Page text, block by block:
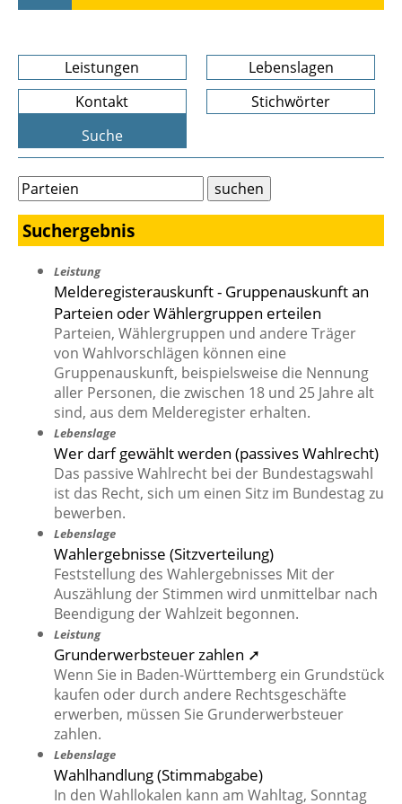
Leistungen
Lebenslagen
Kontakt
Stichwörter
Suche
Suchergebnis
Leistung
Melderegisterauskunft - Gruppenauskunft an
Parteien oder Wählergruppen erteilen
Parteien, Wählergruppen und andere Träger
von Wahlvorschlägen können eine
Gruppenauskunft, beispielsweise die Nennung
aller Personen, die zwischen 18 und 25 Jahre alt
sind, aus dem Melderegister erhalten.
Lebenslage
Wer darf gewählt werden (passives Wahlrecht)
Das passive Wahlrecht bei der Bundestagswahl
ist das Recht, sich um einen Sitz im Bundestag zu
bewerben.
Lebenslage
Wahlergebnisse (Sitzverteilung)
Feststellung des Wahlergebnisses Mit der
Auszählung der Stimmen wird unmittelbar nach
Beendigung der Wahlzeit begonnen.
Leistung
Grunderwerbsteuer zahlen ➚
Wenn Sie in Baden-Württemberg ein Grundstück
kaufen oder durch andere Rechtsgeschäfte
erwerben, müssen Sie Grunderwerbsteuer
zahlen.
Lebenslage
Wahlhandlung (Stimmabgabe)
In den Wahllokalen kann am Wahltag, Sonntag